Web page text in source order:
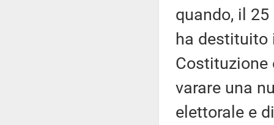
quando, il
ha destituito
Costituzione
varare una
elettorale e